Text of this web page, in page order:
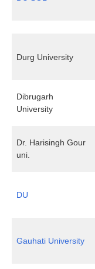
Durg University
Dibrugarh
University
Dr. Harisingh Gour
uni.
DU
Gauhati University